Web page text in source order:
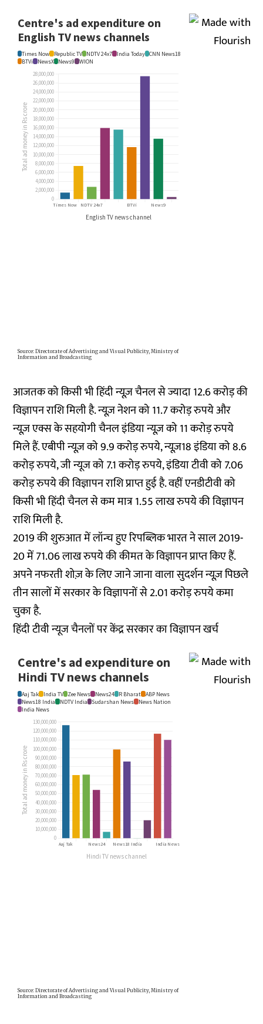
आजतक को किसी भी हिंदी न्यूज़ चैनल से ज्यादा 12.6 करोड़ की
विज्ञापन राशि मिली है. न्यूज़ नेशन को 11.7 करोड़ रुपये और
न्यूज़ एक्स के सहयोगी चैनल इंडिया न्यूज़ को 11 करोड़ रुपये
मिले हैं. एबीपी न्यूज़ को 9.9 करोड़ रुपये, न्यूज़18 इंडिया को 8.6
करोड़ रुपये, जी न्यूज को 7.1 करोड़ रुपये, इंडिया टीवी को 7.06
करोड़ रुपये की विज्ञापन राशि प्राप्त हुई है. वहीं एनडीटीवी को
किसी भी हिंदी चैनल से कम मात्र 1.55 लाख रुपये की विज्ञापन
राशि मिली है.
2019 की शुरुआत में लॉन्च हुए रिपब्लिक भारत ने साल 2019-
20 में 71.06 लाख रुपये की कीमत के विज्ञापन प्राप्त किए हैं.
अपने नफरती शोज़ के लिए जाने जाना वाला सुदर्शन न्यूज़ पिछले
तीन सालों में सरकार के विज्ञापनों से 2.01 करोड़ रुपये कमा
चुका है.
हिंदी टीवी न्यूज चैनलों पर केंद्र सरकार का विज्ञापन खर्च